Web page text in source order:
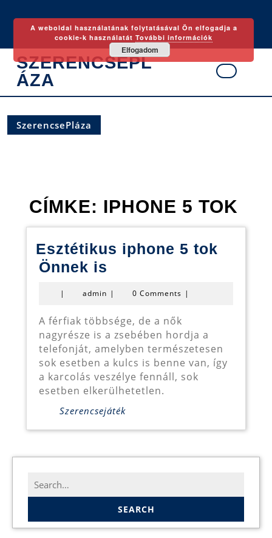
content
SZERENCSEPL
ÁZA
Open
SzerencsePláza
CÍMKE: IPHONE 5 TOK
Esztétikus iphone 5 tok
Önnek is
5
tok
Önnek
is
| admin admin
| 0 Comments |
A férfiak többsége, de a nők
nagyrésze is a zsebében hordja a
telefonját, amelyben természetesen
sok esetben a kulcs is benne van, így
a karcolás veszélye fennáll, sok
esetben elkerülhetetlen.
Szerencsejáték
Search
for:
A weboldal használatának folytatásával Ön elfogadja a
cookie-k használatátTovábbi információk
Elfogadom